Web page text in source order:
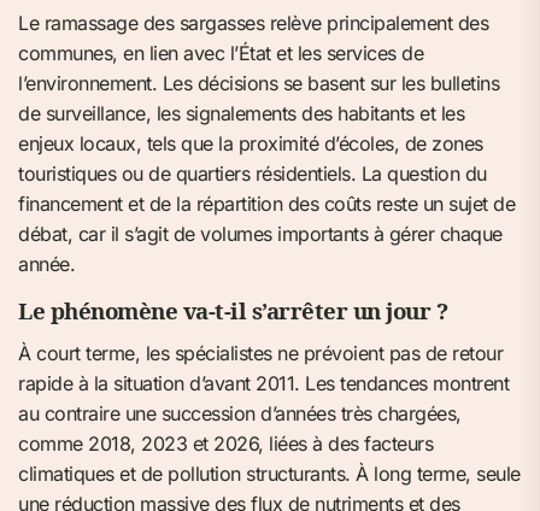
Le ramassage des sargasses relève principalement des
communes, en lien avec l’État et les services de
l’environnement. Les décisions se basent sur les bulletins
de surveillance, les signalements des habitants et les
enjeux locaux, tels que la proximité d’écoles, de zones
touristiques ou de quartiers résidentiels. La question du
financement et de la répartition des coûts reste un sujet de
débat, car il s’agit de volumes importants à gérer chaque
année.
Le phénomène va-t-il s’arrêter un jour ?
À court terme, les spécialistes ne prévoient pas de retour
rapide à la situation d’avant 2011. Les tendances montrent
au contraire une succession d’années très chargées,
comme 2018, 2023 et 2026, liées à des facteurs
climatiques et de pollution structurants. À long terme, seule
une réduction massive des flux de nutriments et des